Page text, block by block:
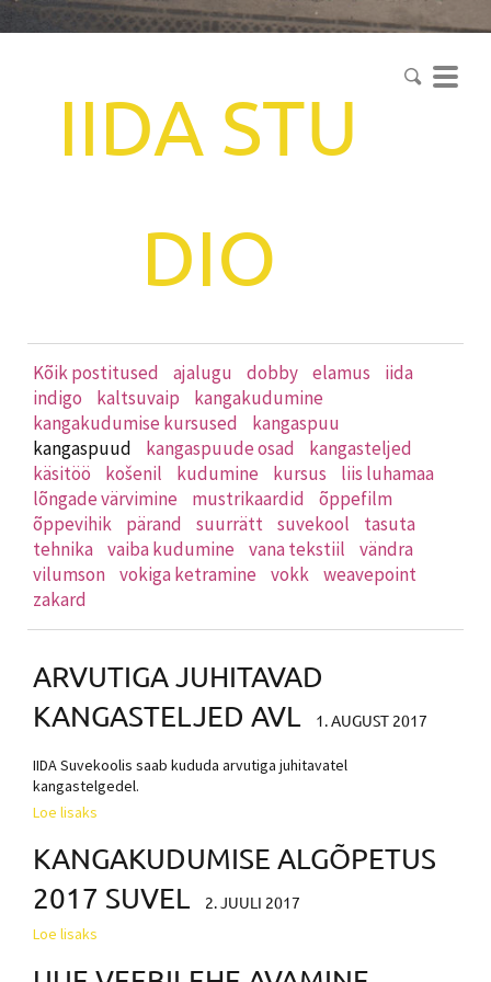
IIDA STU
DIO
Kõik postitused ajalugu dobby elamus
iida
indigo
kaltsuvaip
kangakudumine
kangakudumise kursused
kangaspuu
kangaspuud
kangaspuude osad
kangasteljed
käsitöö
košenil kudumine kursus
liis luhamaa
lõngade värvimine
mustrikaardid
õppefilm
õppevihik
pärand suurrätt suvekool
tasuta
tehnika vaiba kudumine vana tekstiil
vändra
vilumson vokiga ketramine vokk weavepoint
zakard
ARVUTIGA JUHITAVAD
KANGASTELJED AVL
1. AUGUST 2017
IIDA Suvekoolis saab kududa arvutiga juhitavatel
kangastelgedel.
Loe lisaks
KANGAKUDUMISE ALGÕPETUS
2017 SUVEL
2. JUULI 2017
Loe lisaks